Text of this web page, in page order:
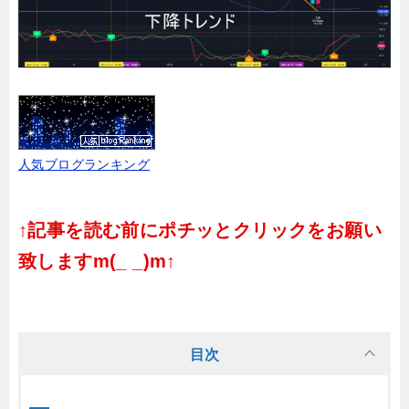
人気ブログランキング
↑記事を読む前にポチッとクリックをお願い
致しますm(_ _)m↑
目次